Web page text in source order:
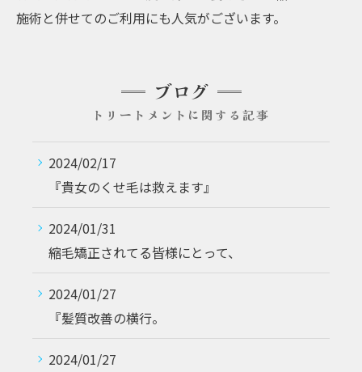
施術と併せてのご利用にも人気がございます。
ブログ
トリートメントに関する記事
2024/02/17
『貴女のくせ毛は救えます』⁡
2024/01/31
縮毛矯正されてる皆様にとって、
2024/01/27
『髪質改善の横行。
2024/01/27